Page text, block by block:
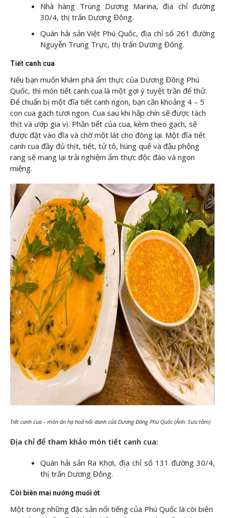
Nhà hàng Trùng Dương Marina, địa chỉ đường
30/4, thị trấn Dương Đông.
Quán hải sản Việt Phú Quốc, địa chỉ số 261 đường
Nguyễn Trung Trực, thị trấn Dương Đông.
Tiết canh cua
Nếu bạn muốn khám phá ẩm thực của Dương Đông Phú
Quốc, thì món tiết canh cua là một gợi ý tuyệt trần để thử.
Để chuẩn bị một đĩa tiết canh ngon, bạn cần khoảng 4 – 5
con cua gạch tươi ngon. Cua sau khi hấp chín sẽ được tách
thịt và ướp gia vị. Phần tiết của cua, kèm theo gạch, sẽ
được đặt vào đĩa và chờ một lát cho đông lại. Một đĩa tiết
canh cua đầy đủ thịt, tiết, tử tô, húng quế và đậu phộng
rang sẽ mang lại trải nghiệm ẩm thực độc đáo và ngon
miệng.
Tiết canh cua – món ăn hạ hoả nổi danh của Dương Đông Phú Quốc (Ảnh: Sưu tầm)
Địa chỉ để tham khảo món tiết canh cua:
Quán hải sản Ra Khơi, địa chỉ số 131 đường 30/4,
thị trấn Dương Đông.
Còi biên mai nướng muối ớt
Một trong những đặc sản nổi tiếng của Phú Quốc là còi biên